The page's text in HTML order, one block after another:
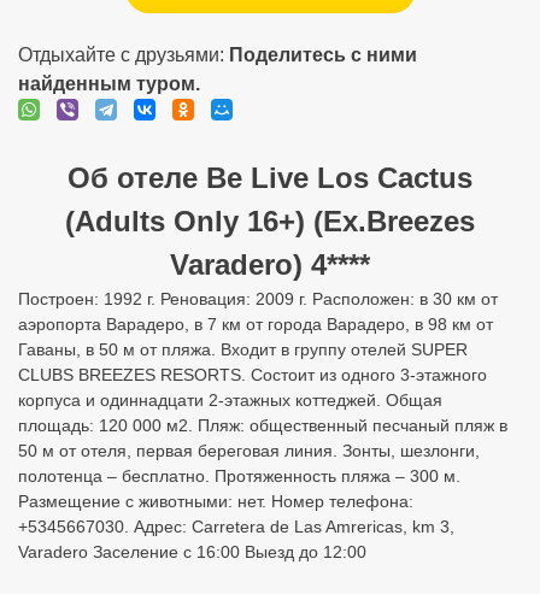
Отдыхайте с друзьями: Поделитесь с ними
найденным туром.
Об отеле Be Live Los Cactus
(Adults Only 16+) (Ex.Breezes
Varadero) 4****
Построен: 1992 г. Реновация: 2009 г. Расположен: в 30 км от
аэропорта Варадеро, в 7 км от города Варадеро, в 98 км от
Гаваны, в 50 м от пляжа. Входит в группу отелей SUPER
CLUBS BREEZES RESORTS. Состоит из одного 3-этажного
корпуса и одиннадцати 2-этажных коттеджей. Общая
площадь: 120 000 м2. Пляж: общественный песчаный пляж в
50 м от отеля, первая береговая линия. Зонты, шезлонги,
полотенца – бесплатно. Протяженность пляжа – 300 м.
Размещение с животными: нет. Номер телефона:
+5345667030. Адрес: Carretera de Las Amrericas, km 3,
Varadero Заселение с 16:00 Выезд до 12:00